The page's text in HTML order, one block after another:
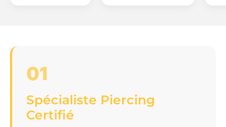
01
Spécialiste Piercing
Certifié